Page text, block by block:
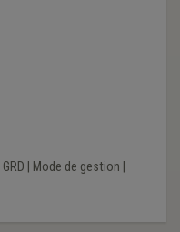
GRD Mode de gestion